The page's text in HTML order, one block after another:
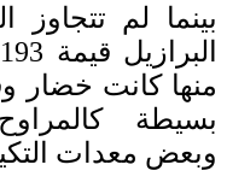
بينما لم تتجاوز
بسيطة
وبعض معدات